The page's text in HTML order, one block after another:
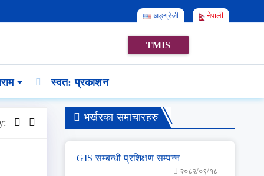
अङ्ग्रेजी नेपाली
TMIS
स्वत: प्रकाशन
भर्खरका समाचारहरु
GIS सम्‍बन्‍धी प्रशिक्षण सम्‍पन्‍न
२०८२/०९/१८